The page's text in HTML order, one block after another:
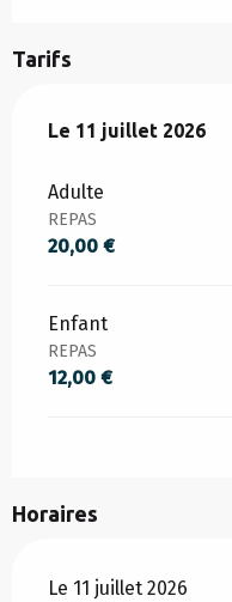
Tarifs
Le 11 juillet 2026
Le 11 juillet 2026
Adulte
REPAS
20,00 €
Enfant
REPAS
12,00 €
Horaires
Le 11 juillet 2026